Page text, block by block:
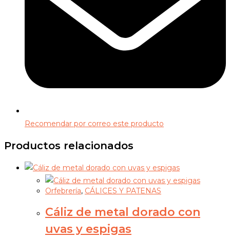
Recomendar por correo este producto
Productos relacionados
Orfebrería, CÁLICES Y PATENAS
Cáliz de metal dorado con
uvas y espigas